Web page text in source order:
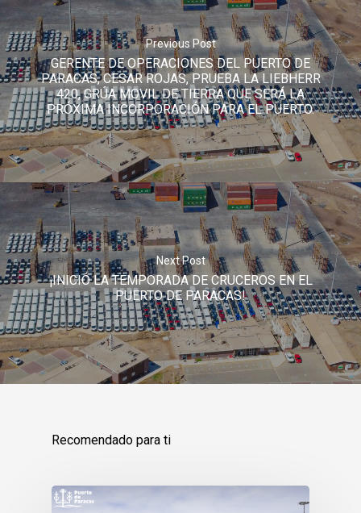
Previous Post
GERENTE DE OPERACIONES DEL PUERTO DE
PARACAS, CESAR ROJAS, PRUEBA LA LIEBHERR
420, GRÚA MOVIL DE TIERRA QUE SERÁ LA
PRÓXIMA INCORPORACIÓN PARA EL PUERTO.
Next Post
¡INICIÓ LA TEMPORADA DE CRUCEROS EN EL
PUERTO DE PARACAS!
Recomendado para ti
Negocios
Responsables
Entorno
Compromiso